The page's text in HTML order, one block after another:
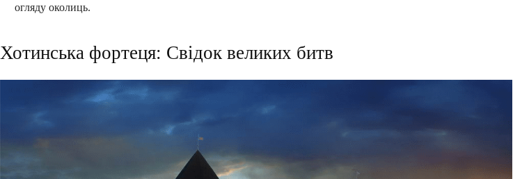
огляду околиць.
Хотинська фортеця: Свідок великих битв